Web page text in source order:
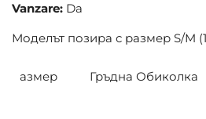
Vanzare: Da
Моделът позира с размер S/M
азмер Гръдна Обиколка